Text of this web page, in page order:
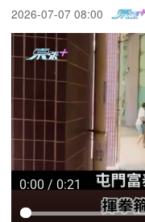
2026-07-07 08:00
0:00 / 0:21